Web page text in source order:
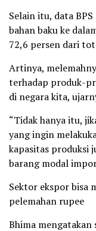
Selain itu, data
bahan baku ke
72,6 persen dari
Artinya,
terhadap produk-
di negara kita,
“Tidak hanya itu,
yang ingin
kapasitas produksi
barang modal
Sektor ekspor bisa
pelemahan rupee
Bhima